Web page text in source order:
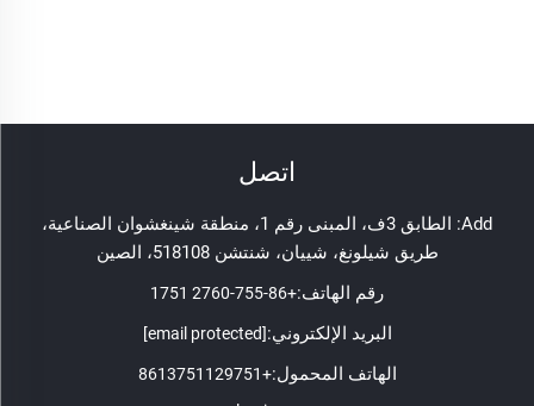
اتصل
Add: الطابق 3ف، المبنى رقم 1، منطقة شينغشوان الصناعية،
طريق شيلونغ، شييان، شنتشن 518108، الصين
رقم الهاتف:+86-755-2760 1751
البريد الإلكتروني:[email protected]
الهاتف المحمول:+8613751129751